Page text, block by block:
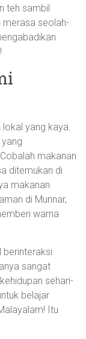
teh sambil
seolah-
lokal yang kaya.
makanan
ditemukan di
makanan
di Munnar,
warna
berinteraksi
sangat
sehari-
belajar
Itu